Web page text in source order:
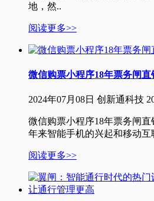
地，然..
阅读更多>>
微信购票小程序18年票务闸直
2024年07月08日 创新通科技
微信购票小程序18年票务闸
年来智能手机的兴起和移动
阅读更多>>